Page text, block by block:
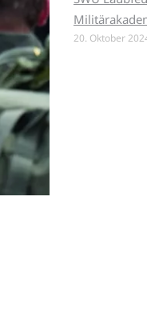
20. Oktober